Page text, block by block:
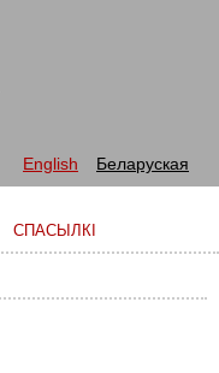
English Беларуская
СПАСЫЛКІ